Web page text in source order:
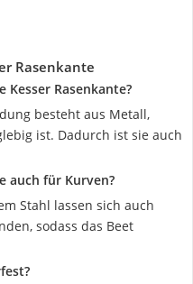
Rasenkante
Rasenkante?
besteht aus Metall,
ist. Dadurch ist sie auch
auch für Kurven?
Stahl lassen sich auch
sodass das Beet